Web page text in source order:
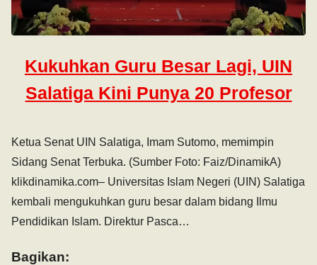
Kukuhkan Guru Besar Lagi, UIN
Salatiga Kini Punya 20 Profesor
Ketua Senat UIN Salatiga, Imam Sutomo, memimpin
Sidang Senat Terbuka. (Sumber Foto: Faiz/DinamikA)
klikdinamika.com– Universitas Islam Negeri (UIN) Salatiga
kembali mengukuhkan guru besar dalam bidang Ilmu
Pendidikan Islam. Direktur Pasca…
Bagikan: